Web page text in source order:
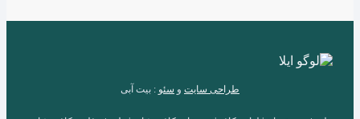
طراحی سایت و سئو : بیت آبی